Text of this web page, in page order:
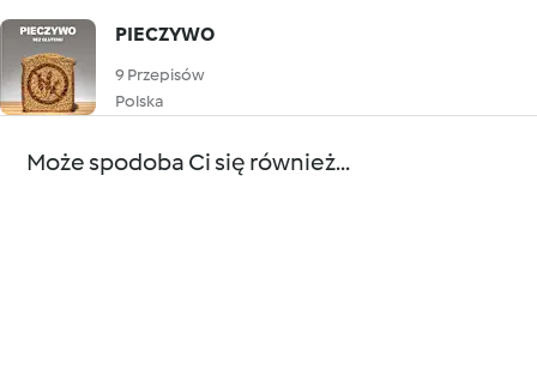
PIECZYWO
9 Przepisów
Polska
Może spodoba Ci się również...